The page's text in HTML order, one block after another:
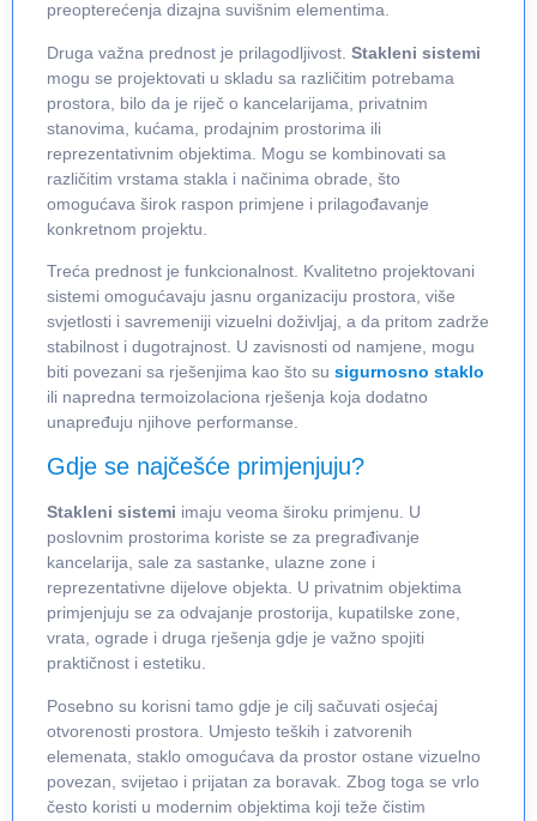
preopterećenja dizajna suvišnim elementima.
Druga važna prednost je prilagodljivost. Stakleni sistemi
mogu se projektovati u skladu sa različitim potrebama
prostora, bilo da je riječ o kancelarijama, privatnim
stanovima, kućama, prodajnim prostorima ili
reprezentativnim objektima. Mogu se kombinovati sa
različitim vrstama stakla i načinima obrade, što
omogućava širok raspon primjene i prilagođavanje
konkretnom projektu.
Treća prednost je funkcionalnost. Kvalitetno projektovani
sistemi omogućavaju jasnu organizaciju prostora, više
svjetlosti i savremeniji vizuelni doživljaj, a da pritom zadrže
stabilnost i dugotrajnost. U zavisnosti od namjene, mogu
biti povezani sa rješenjima kao što su sigurnosno staklo
ili napredna termoizolaciona rješenja koja dodatno
unapređuju njihove performanse.
Gdje se najčešće primjenjuju?
Stakleni sistemi imaju veoma široku primjenu. U
poslovnim prostorima koriste se za pregrađivanje
kancelarija, sale za sastanke, ulazne zone i
reprezentativne dijelove objekta. U privatnim objektima
primjenjuju se za odvajanje prostorija, kupatilske zone,
vrata, ograde i druga rješenja gdje je važno spojiti
praktičnost i estetiku.
Posebno su korisni tamo gdje je cilj sačuvati osjećaj
otvorenosti prostora. Umjesto teških i zatvorenih
elemenata, staklo omogućava da prostor ostane vizuelno
povezan, svijetao i prijatan za boravak. Zbog toga se vrlo
često koristi u modernim objektima koji teže čistim